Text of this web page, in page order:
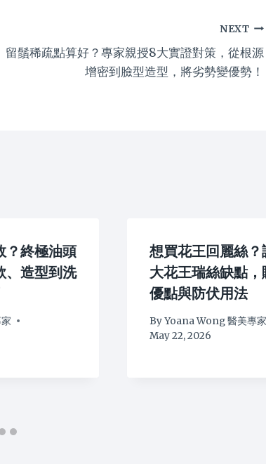
NEXT
留鬚稀疏點算好？專家親授8大實證對策，從根源
增密到臉型造型，將劣勢變優勢！
？終極油頭
、造型到洗
想買花王回麗絲
大花王瑞絲缺點
優點與防伏用法
By Yoana Wong 醫美專家
May 22, 2026